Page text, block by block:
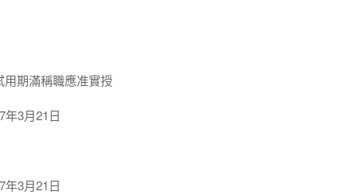
用期滿稱職應准實授
年3月21日
年3月21日